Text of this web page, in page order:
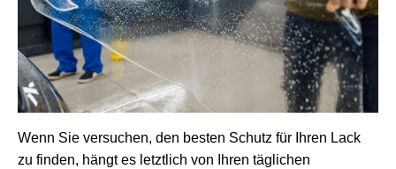
Wenn Sie versuchen, den besten Schutz für Ihren Lack
zu finden, hängt es letztlich von Ihren täglichen